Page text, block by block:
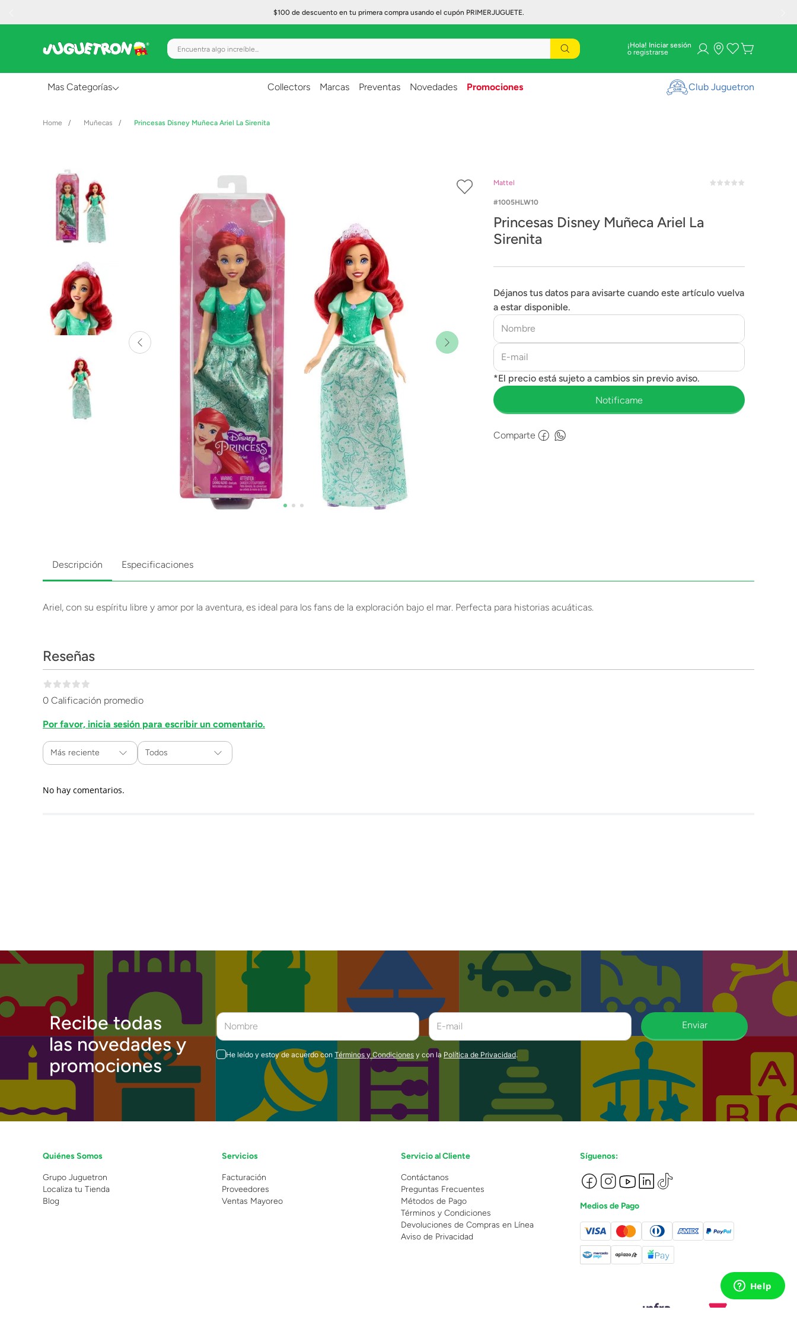
$100 de descuento en tu primera compra usando el cupón PRIMERJUGUETE.
Encuentra algo increíble... ¡Hola! Iniciar sesión
Mas Categorías
Creatividad y Arte
Figuras de Acción
Gadgets y Electrónicos
Lanzadores
Muñecas
Construcción
Vehículos y Pistas
Collectors Marcas Preventas Novedades Promociones Club Juguetron
Muñecas Princesas Disney Muñeca Ariel La Sirenita
Mattel
1005HLW10
Princesas Disney Muñeca Ariel La
Sirenita
Déjanos tus datos para avisarte cuando este artículo vuelva
a estar disponible.
Comparte
Descripción Especificaciones
Ariel, con su espíritu libre y amor por la aventura, es ideal para los fans de la exploración bajo el mar. Perfecta para historias acuáticas.
Reseñas
0 Calificación promedio
Por favor, inicia sesión para escribir un comentario.
Más reciente Todos
No hay comentarios.
Recibe todas
las novedades y
promociones
Enviar
He leído y estoy de acuerdo con Términos y Condiciones y con la Política de Privacidad.
Quiénes Somos
Grupo Juguetron
Localiza tu Tienda
Blog
Servicios
Facturación
Proveedores
Ventas Mayoreo
Servicio al Cliente
Contáctanos
Preguntas Frecuentes
Métodos de Pago
Términos y Condiciones
Devoluciones de Compras en Línea
Aviso de Privacidad
Síguenos:
Medios de Pago